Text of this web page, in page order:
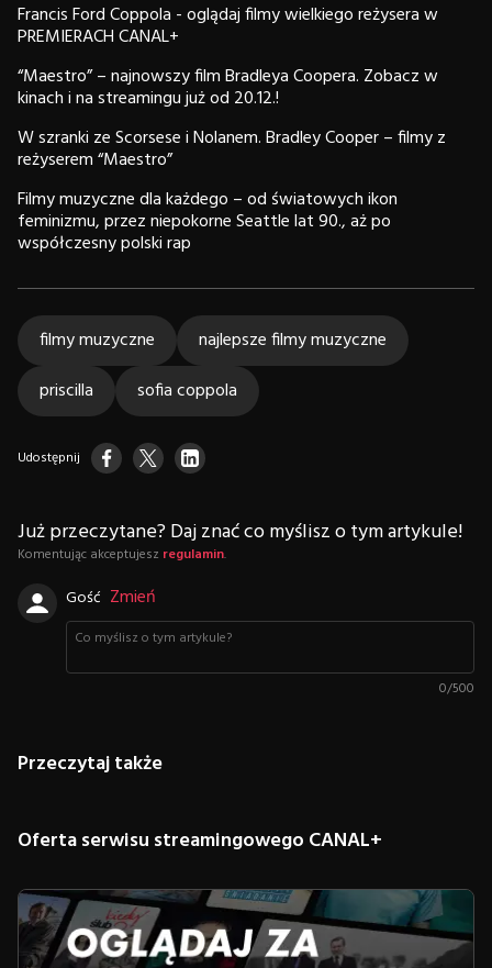
Francis Ford Coppola - oglądaj filmy wielkiego reżysera w
PREMIERACH CANAL+
“Maestro” – najnowszy film Bradleya Coopera. Zobacz w
kinach i na streamingu już od 20.12.!
W szranki ze Scorsese i Nolanem. Bradley Cooper – filmy z
reżyserem “Maestro”
Filmy muzyczne dla każdego – od światowych ikon
feminizmu, przez niepokorne Seattle lat 90., aż po
współczesny polski rap
filmy muzyczne
najlepsze filmy muzyczne
priscilla
sofia coppola
Udostępnij
Już przeczytane? Daj znać co myślisz o tym artykule!
Komentując akceptujesz regulamin.
Gość Zmień
0/500
Przeczytaj także
Oferta serwisu streamingowego CANAL+